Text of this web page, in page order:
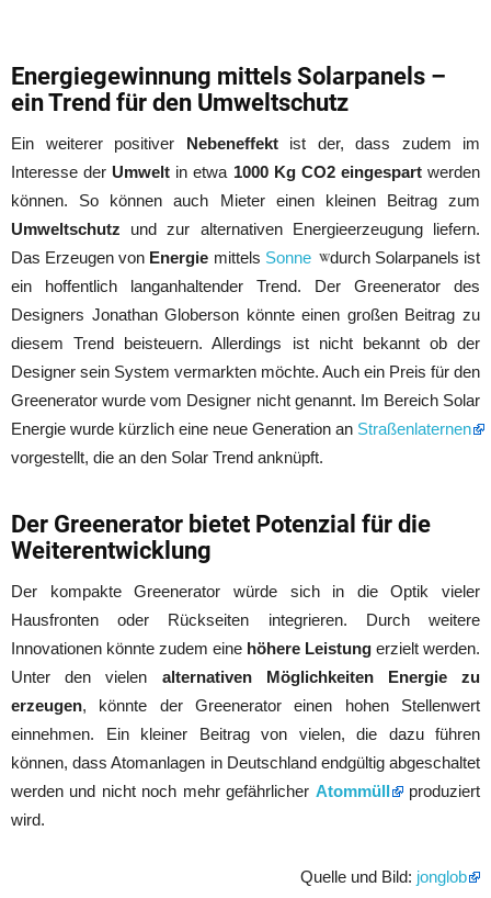
Energiegewinnung mittels Solarpanels –
ein Trend für den Umweltschutz
Ein weiterer positiver Nebeneffektist der, dass zudem im
Interesse der Umwelt in etwa 1000 Kg CO2 eingespartwerden
können. So können auch Mieter einen kleinen Beitrag zum
Umweltschutz und zur alternativen Energieerzeugung liefern.
Das Erzeugen von Energie mittels Sonne
durch Solarpanels ist
ein hoffentlich langanhaltender Trend. Der Greenerator des
Designers Jonathan Globerson könnte einen großen Beitrag zu
diesem Trend beisteuern. Allerdings ist nicht bekannt ob der
Designer sein System vermarkten möchte. Auch ein Preis für den
Greenerator wurde vom Designer nicht genannt. Im Bereich Solar
Energie wurde kürzlich eine neue Generation an Straßenlaternen
vorgestellt, die an den Solar Trend anknüpft.
Der Greenerator bietet Potenzial für die
Weiterentwicklung
Der kompakte Greenerator würde sich in die Optik vieler
Hausfronten oder Rückseiten integrieren. Durch weitere
Innovationen könnte zudem eine höhere Leistung erzielt werden.
Unter den vielen alternativen Möglichkeiten Energie zu
erzeugen, könnte der Greenerator einen hohen Stellenwert
einnehmen. Ein kleiner Beitrag von vielen, die dazu führen
können, dass Atomanlagen in Deutschland endgültig abgeschaltet
werden und nicht noch mehr gefährlicher Atommüll
produziert
wird.
Quelle und Bild: jonglob